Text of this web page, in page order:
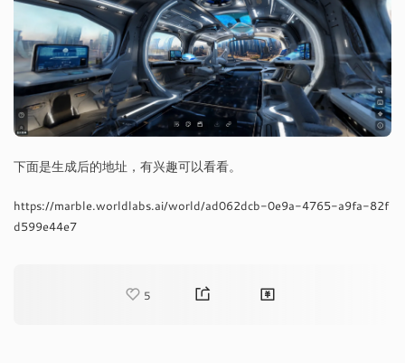
下面是生成后的地址，有兴趣可以看看。
https://marble.worldlabs.ai/world/ad062dcb-0e9a-4765-a9fa-82f
d599e44e7
5